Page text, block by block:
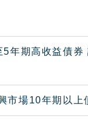
年期高收益債
市場10年期以上